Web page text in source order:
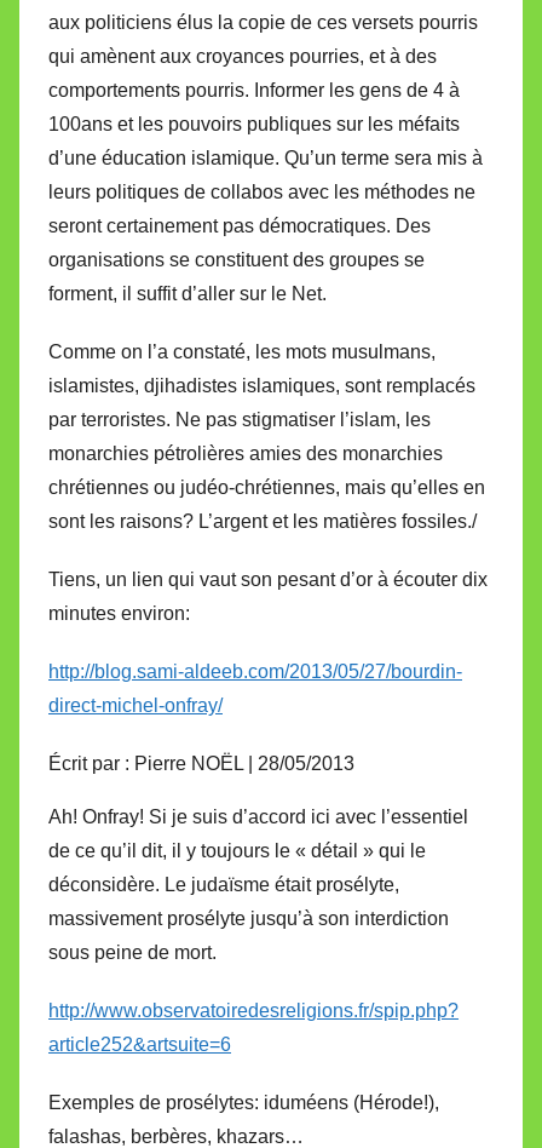
aux politiciens élus la copie de ces versets pourris
qui amènent aux croyances pourries, et à des
comportements pourris. Informer les gens de 4 à
100ans et les pouvoirs publiques sur les méfaits
d’une éducation islamique. Qu’un terme sera mis à
leurs politiques de collabos avec les méthodes ne
seront certainement pas démocratiques. Des
organisations se constituent des groupes se
forment, il suffit d’aller sur le Net.
Comme on l’a constaté, les mots musulmans,
islamistes, djihadistes islamiques, sont remplacés
par terroristes. Ne pas stigmatiser l’islam, les
monarchies pétrolières amies des monarchies
chrétiennes ou judéo-chrétiennes, mais qu’elles en
sont les raisons? L’argent et les matières fossiles./
Tiens, un lien qui vaut son pesant d’or à écouter dix
minutes environ:
http://blog.sami-aldeeb.com/2013/05/27/bourdin-
direct-michel-onfray/
Écrit par : Pierre NOËL | 28/05/2013
Ah! Onfray! Si je suis d’accord ici avec l’essentiel
de ce qu’il dit, il y toujours le « détail » qui le
déconsidère. Le judaïsme était prosélyte,
massivement prosélyte jusqu’à son interdiction
sous peine de mort.
http://www.observatoiredesreligions.fr/spip.php?
article252&artsuite=6
Exemples de prosélytes: iduméens (Hérode!),
falashas, berbères, khazars…